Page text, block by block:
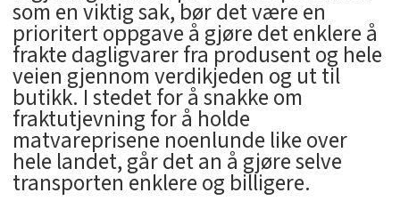
som en viktig sak, bør det være en
prioritert oppgave å gjøre det enklere å
frakte dagligvarer fra produsent og hele
veien gjennom verdikjeden og ut til
butikk. I stedet for å snakke om
fraktutjevning for å holde
matvareprisene noenlunde like over
hele landet, går det an å gjøre selve
transporten enklere og billigere.